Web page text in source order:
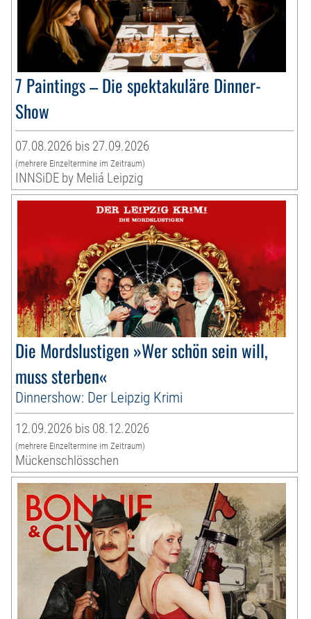
7 Paintings – Die spektakuläre Dinner-
Show
07.08.2026 bis 27.09.2026
(mehrere Einzeltermine im Zeitraum)
INNSiDE by Meliá Leipzig
Die Mordslustigen »Wer schön sein will,
muss sterben«
Dinnershow: Der Leipzig Krimi
12.09.2026 bis 08.12.2026
(mehrere Einzeltermine im Zeitraum)
Mückenschlösschen